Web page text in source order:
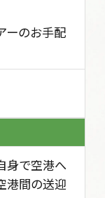
ーのお手配
身で空港へ
港間の送迎